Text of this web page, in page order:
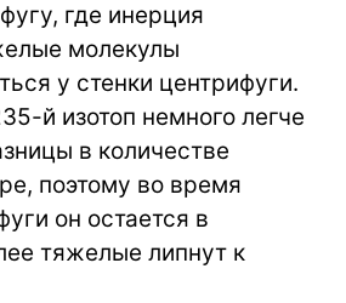
где инерция
молекулы
у стенки центрифуги.
й изотоп немного легче
в количестве
поэтому во время
он остается в
тяжелые липнут к